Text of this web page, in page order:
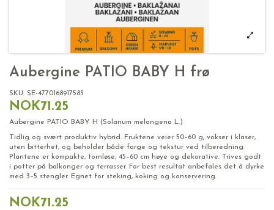
Aubergine PATIO BABY H frø
SKU: SE-4770168917583
NOK71.25
Aubergine PATIO BABY H (Solanum melongena L.)
Tidlig og svært produktiv hybrid. Fruktene veier 50–60 g, vokser i klaser,
uten bitterhet, og beholder både farge og tekstur ved tilberedning.
Plantene er kompakte, tornløse, 45–60 cm høye og dekorative. Trives godt
i potter på balkonger og terrasser. For best resultat anbefales det å dyrke
med 3–5 stengler. Egnet for steking, koking og konservering.
NOK71.25